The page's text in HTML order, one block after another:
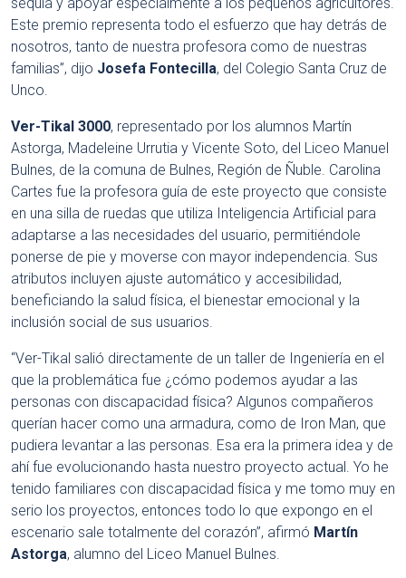
Este premio representa todo el esfuerzo que hay detrás de
nosotros, tanto de nuestra profesora como de nuestras
familias”, dijo Josefa Fontecilla, del Colegio Santa Cruz de
Unco.
Ver-Tikal 3000, representado por los alumnos Martín
Astorga, Madeleine Urrutia y Vicente Soto, del Liceo Manuel
Bulnes, de la comuna de Bulnes, Región de Ñuble. Carolina
Cartes fue la profesora guía de este proyecto que consiste
en una silla de ruedas que utiliza Inteligencia Artificial para
adaptarse a las necesidades del usuario, permitiéndole
ponerse de pie y moverse con mayor independencia. Sus
atributos incluyen ajuste automático y accesibilidad,
beneficiando la salud física, el bienestar emocional y la
inclusión social de sus usuarios.
“Ver-Tikal salió directamente de un taller de Ingeniería en el
que la problemática fue ¿cómo podemos ayudar a las
personas con discapacidad física? Algunos compañeros
querían hacer como una armadura, como de Iron Man, que
pudiera levantar a las personas. Esa era la primera idea y de
ahí fue evolucionando hasta nuestro proyecto actual. Yo he
tenido familiares con discapacidad física y me tomo muy en
serio los proyectos, entonces todo lo que expongo en el
escenario sale totalmente del corazón”, afirmó Martín
Astorga, alumno del Liceo Manuel Bulnes.